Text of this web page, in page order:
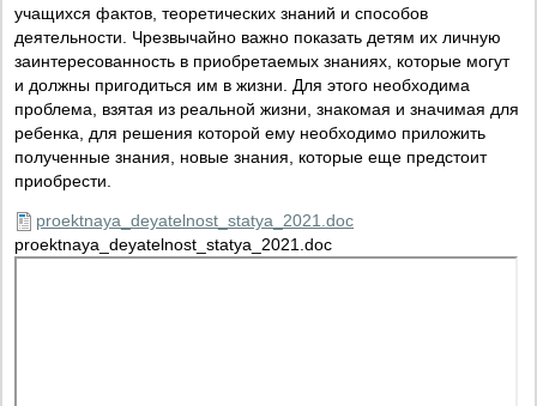
учащихся фактов, теоретических знаний и способов
деятельности. Чрезвычайно важно показать детям их личную
заинтересованность в приобретаемых знаниях, которые могут
и должны пригодиться им в жизни. Для этого необходима
проблема, взятая из реальной жизни, знакомая и значимая для
ребенка, для решения которой ему необходимо приложить
полученные знания, новые знания, которые еще предстоит
приобрести.
proektnaya_deyatelnost_statya_2021.doc
proektnaya_deyatelnost_statya_2021.doc